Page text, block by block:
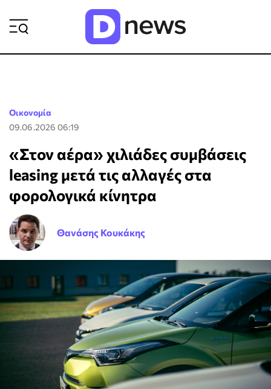
Οικονομία
09.06.2026 06:19
«Στον αέρα» χιλιάδες συμβάσεις
leasing μετά τις αλλαγές στα
φορολογικά κίνητρα
Θανάσης Κουκάκης